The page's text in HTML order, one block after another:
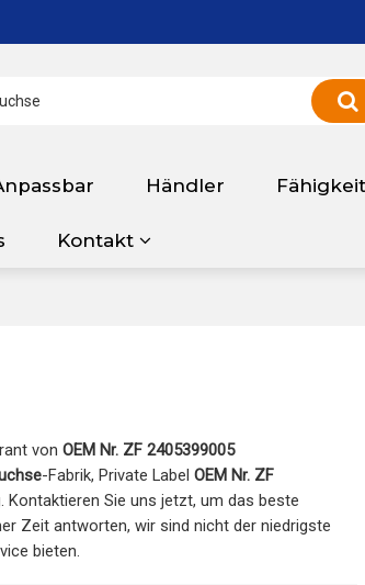
Händler Fähigkeit
Kontakt
von OEM Nr. ZF 2405399005
-Fabrik, Private Label OEM Nr. ZF
Sie uns jetzt, um das beste
Zeit antworten, wir sind nicht der niedrigste
bieten.